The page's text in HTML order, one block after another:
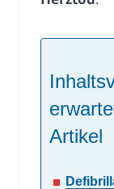
Artikel